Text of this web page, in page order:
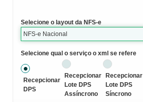
Selecione o layout da NFS-e
NFS-e Nacional
Selecione qual o serviço o xml se refere
Recepcionar
DPS
Recepcionar
Lote DPS
Assíncrono
Recepcionar
Lote DPS
Síncrono